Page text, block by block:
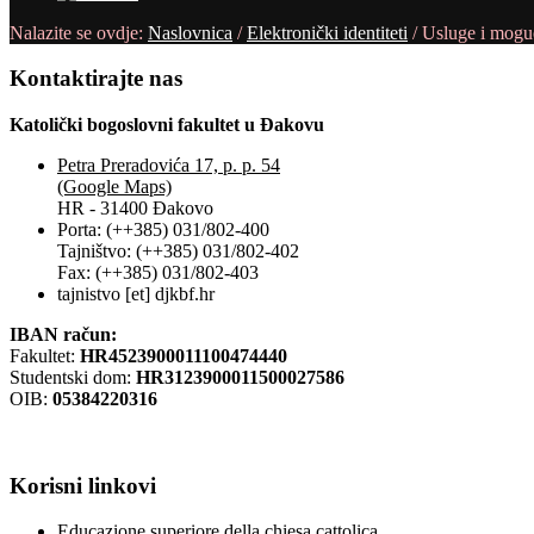
Nalazite se ovdje: Naslovnica /Elektronički identiteti /Usluge i
Kontaktirajte nas
Katolički bogoslovni fakultet u Đakovu
Petra Preradovića 17, p. p. 54
(Google Maps)
HR - 31400 Đakovo
Porta: (++385) 031/802-400
Tajništvo: (++385) 031/802-402
Fax: (++385) 031/802-403
tajnistvo [et] djkbf.hr
IBAN račun:
Fakultet: HR4523900011100474440
Studentski dom: HR3123900011500027586
OIB: 05384220316
Korisni linkovi